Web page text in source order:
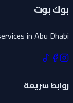
بوك بوت
in Abu Dhabi.
روابط سريعة